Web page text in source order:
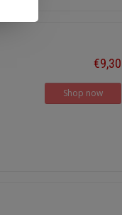
€9,30
Shop now